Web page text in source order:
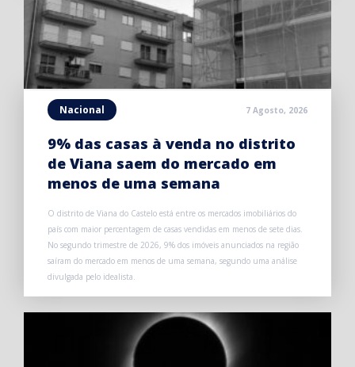
Nacional 7 Agosto, 2026
9% das casas à venda no distrito
de Viana saem do mercado em
menos de uma semana
O distrito de Viana do Castelo está entre os mercados imobiliários do
país com maior percentagem de casas vendidas em menos de sete dias.
No segundo trimestre de 2026, 9% dos imóveis anunciados na região
saíram do mercado em menos de uma semana, segundo uma análise
divulgada pelo idealista.